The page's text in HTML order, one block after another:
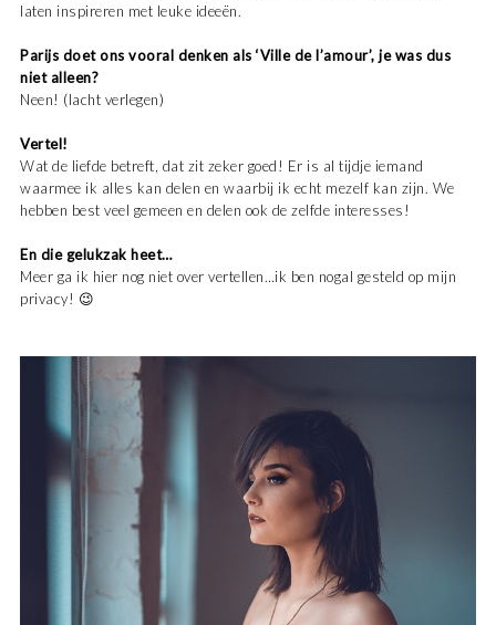
laten inspireren met leuke ideeën.
Parijs doet ons vooral denken als ‘Ville de l’amour’, je was dus
niet alleen?
Neen! (lacht verlegen)
Vertel!
Wat de liefde betreft, dat zit zeker goed! Er is al tijdje iemand
waarmee ik alles kan delen en waarbij ik echt mezelf kan zijn. We
hebben best veel gemeen en delen ook de zelfde interesses!
En die gelukzak heet…
Meer ga ik hier nog niet over vertellen…ik ben nogal gesteld op mijn
privacy! 😉